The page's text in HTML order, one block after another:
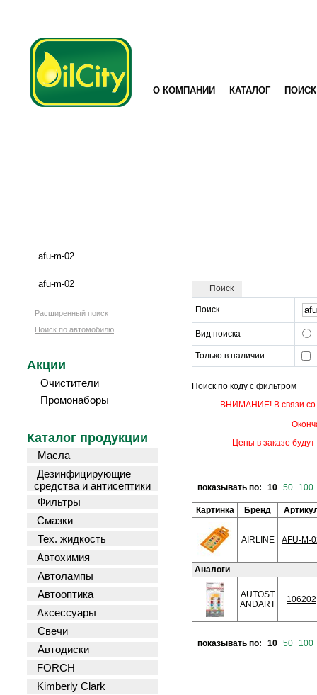
О КОМПАНИИ КАТАЛОГ ПОИСК
Расширенный поиск
Поиск по автомобилю
Акции
Очистители
Промонаборы
Каталог продукции
Масла
Дезинфицирующие
средства и антисептики
Фильтры
Смазки
Тех. жидкость
Автохимия
Автолампы
Автооптика
Аксессуары
Свечи
Автодиски
FORCH
Kimberly Clark
Поиск
Поиск
Вид поиска
Только в наличии
Поиск по коду с фильтром
ВНИМАНИЕ! В связи со
Цены в заказе
показывать по: 10 50 100
Картинка Бренд
AIRLINE AFU-M-
Аналоги
AUTOST
ANDART
106202
показывать по: 10 50 100